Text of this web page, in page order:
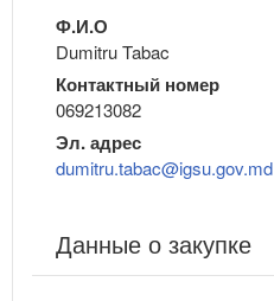
Ф.И.О
Dumitru Tabac
Контактный номер
069213082
Эл. адрес
dumitru.tabac@igsu.gov.md
Данные о закупке